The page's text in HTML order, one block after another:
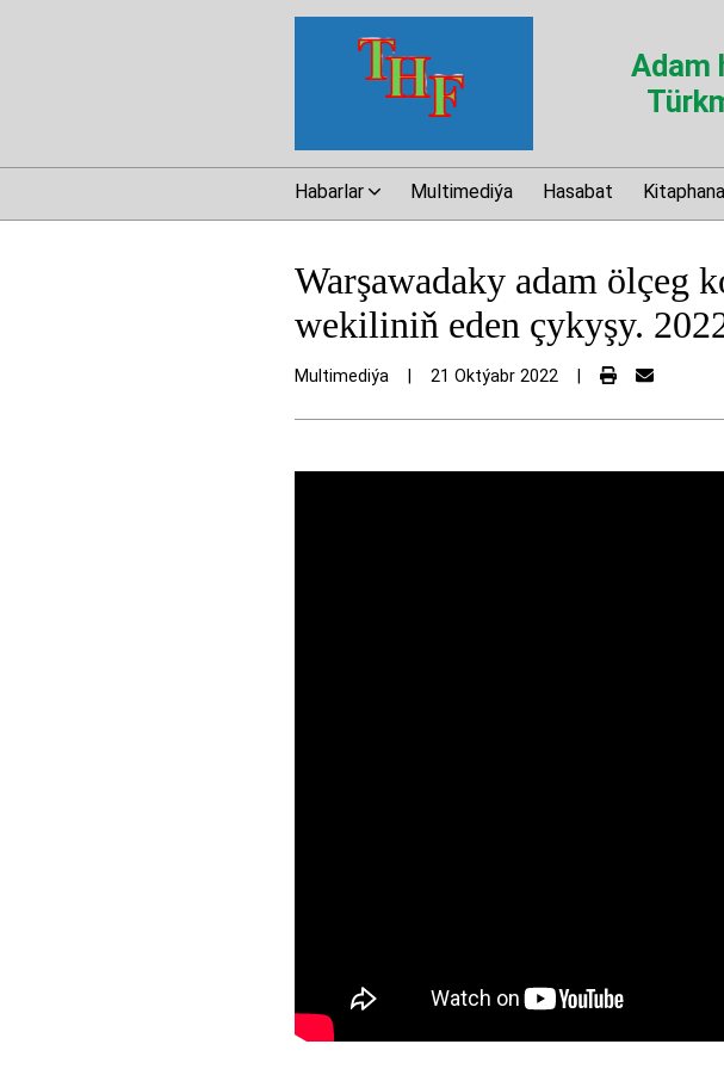
Adam
Habarlar Multimediýa Hasabat Kitaphana
Warşawadaky adam ölçeg
wekiliniň eden çykyşy.
Multimediýa 21 Oktýabr 2022